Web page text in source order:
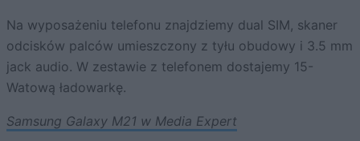
Na wyposażeniu telefonu znajdziemy dual SIM, skaner
odcisków palców umieszczony z tyłu obudowy i 3.5 mm
jack audio. W zestawie z telefonem dostajemy 15-
Watową ładowarkę.
Samsung Galaxy M21 w Media Expert